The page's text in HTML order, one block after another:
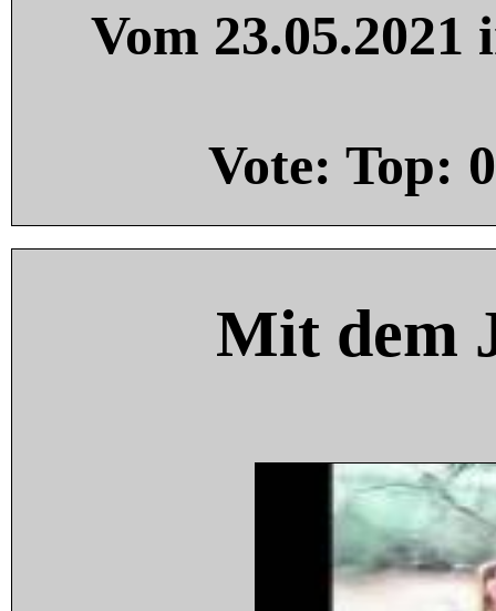
Vom
Vote: Top: 0
Mit dem